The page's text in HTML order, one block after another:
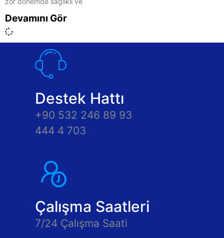
Devamını Gör
Destek Hattı
+90 532 246 89 93
444 4 703
Çalışma Saatleri
7/24 Çalışma Saati